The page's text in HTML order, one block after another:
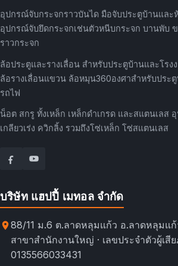
อุปกรณ์จับกระจกราวบันได มือจับประตูบ้านและ
อุปกรณ์จับยึดกระจกเช่นตัวหนีบกระจก บานพับ ข
ราวกระจก
ล้อประตูและรางเลื่อน สำหรับประตูบ้านและโรง
ล้อรางเลื่อนแขวน ล้อหมุน360องศาสำหรับประ
รถไฟ
น็อต สกรู ทั้งเหล็ก เหล็กดำเกรด และสแตนเลส
เกลียวเร่ง ควิกลิ้ง รวมถึงโซ่เหล็ก โซ่สแตนเลส
บริษัท แฮปปี้ เมทอล จำกัด
88/11 ม.6 ต.ลาดหลุมแก้ว อ.ลาดหลุมแ
สาขาสำนักงานใหญ่ · เลขประจำตัวผู้เสี
0135566033431